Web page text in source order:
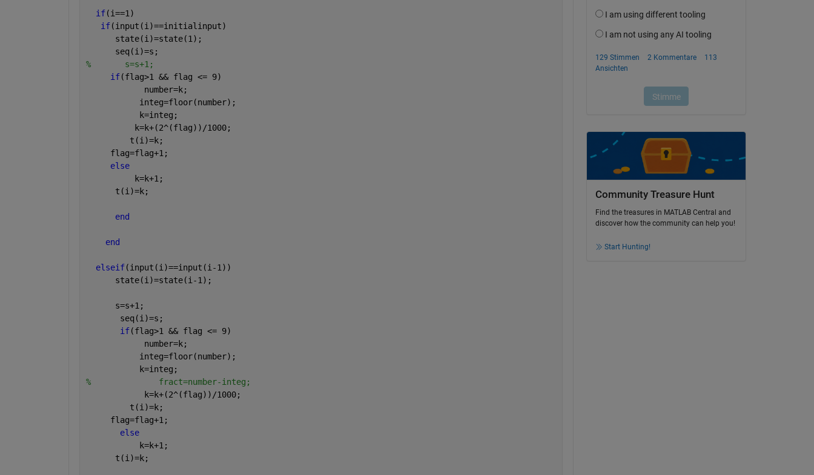
if(i==1)
if(input(i)==initialinput)
      state(i)=state(1);
      seq(i)=s;
%       s=s+1;
if(flag>1 && flag <= 9)
            number=k;
           integ=floor(number);
           k=integ;
          k=k+(2^(flag))/1000;
         t(i)=k;
     flag=flag+1;
else
          k=k+1;
      t(i)=k;
end
end
elseif(input(i)==input(i-1))
      state(i)=state(i-1);
      s=s+1;
       seq(i)=s;
if(flag>1 && flag <= 9)
            number=k;
           integ=floor(number);
           k=integ;
%              fract=number-integ;
            k=k+(2^(flag))/1000;
         t(i)=k;
     flag=flag+1;
else
           k=k+1;
      t(i)=k;
Community Treasure Hunt
Find the treasures in MATLAB Central and
discover how the community can help you!
Start Hunting!